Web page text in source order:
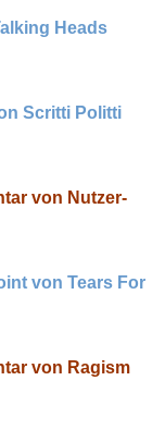
Heads
Scritti Politti
von Nutzer-
von Tears For
von Ragism